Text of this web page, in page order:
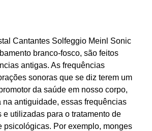
Cantantes Solfeggio Meinl Sonic
branco-fosco, são feitos
antigas. As frequências
sonoras que se diz terem um
da saúde em nosso corpo,
na antiguidade, essas frequências
e utilizadas para o tratamento de
psicológicas. Por exemplo, monges